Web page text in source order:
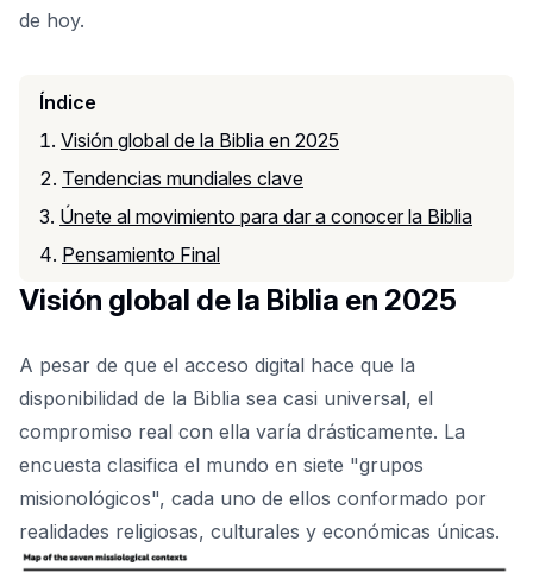
de hoy.
Índice
Visión global de la Biblia en 2025
Tendencias mundiales clave
Únete al movimiento para dar a conocer la Biblia
Pensamiento Final
Visión global de la Biblia en 2025
A pesar de que el acceso digital hace que la
disponibilidad de la Biblia sea casi universal, el
compromiso real con ella varía drásticamente. La
encuesta clasifica el mundo en siete "grupos
misionológicos", cada uno de ellos conformado por
realidades religiosas, culturales y económicas únicas.